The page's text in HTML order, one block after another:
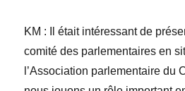
KM : Il était intéressant de
comité des parlementaires en
l’Association parlementaire du